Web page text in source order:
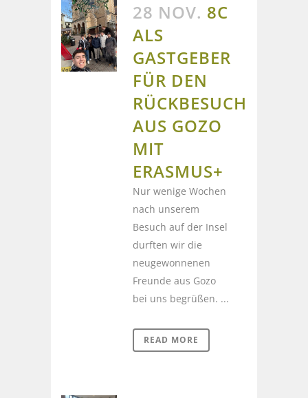
28 NOV. 8C
ALS
GASTGEBER
FÜR DEN
RÜCKBESUCH
AUS GOZO
MIT
ERASMUS+
Nur wenige Wochen
nach unserem
Besuch auf der Insel
durften wir die
neugewonnenen
Freunde aus Gozo
bei uns begrüßen. ...
READ MORE